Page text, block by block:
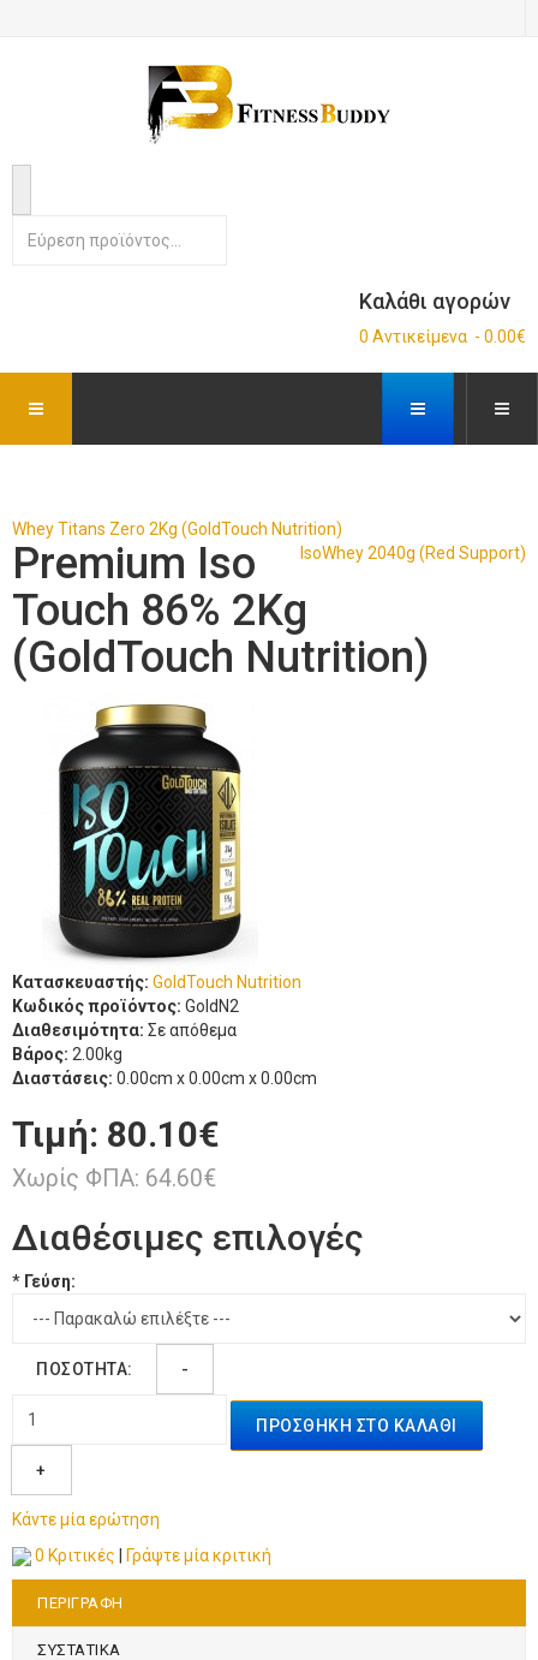
Καλάθι αγορών
0 Αντικείμενα - 0.00€
Whey Titans Zero 2Kg (GoldTouch Nutrition)
IsoWhey 2040g (Red Support)
Premium Iso
Touch 86% 2Kg
(GoldTouch Nutrition)
Κατασκευαστής: GoldTouch Nutrition
Κωδικός προϊόντος: GoldN2
Διαθεσιμότητα: Σε απόθεμα
Βάρος: 2.00kg
Διαστάσεις: 0.00cm x 0.00cm x 0.00cm
Τιμή: 80.10€
Χωρίς ΦΠΑ: 64.60€
Διαθέσιμες επιλογές
* Γεύση:
ΠΟΣΌΤΗΤΑ: -
+
ΠΡΟΣΘΉΚΗ ΣΤΟ ΚΑΛΆΘΙ
Κάντε μία ερώτηση
0 Κριτικές
Γράψτε μία κριτική
ΠΕΡΙΓΡΑΦΉ
ΣΥΣΤΑΤΙΚΑ